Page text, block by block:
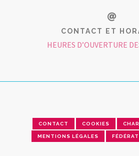
CONTACT ET
HEURES D’OUVERTURE
CONTACT COOKIES
MENTIONS LÉGALES